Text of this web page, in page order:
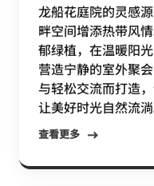
龙船花庭院的灵感
畔空间增添热带风
郁绿植，在温暖阳
营造宁静的室外聚
与轻松交流而打造
让美好时光自然流淌
查看更多